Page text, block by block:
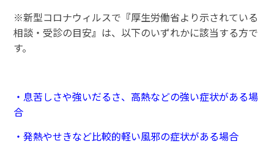
※新型コロナウィルスで 『厚生労働省より示されている
相談・受診の目安』 は、以下のいずれかに該当する方で
す。
・息苦しさや強いだるさ、高熱などの強い症状がある場
合
・発熱やせきなど比較的軽い風邪の症状がある場合